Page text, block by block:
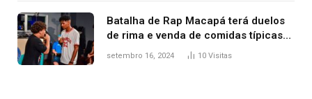
Batalha de Rap Macapá terá duelos
de rima e venda de comidas típicas
no Mercado Central
setembro 16, 2024 10 Visitas